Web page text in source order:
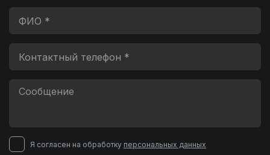
Я согласен на обработку персональных данных